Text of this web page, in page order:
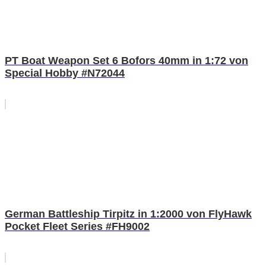
PT Boat Weapon Set 6 Bofors 40mm in 1:72 von
Special Hobby #N72044
German Battleship Tirpitz in 1:2000 von FlyHawk
Pocket Fleet Series #FH9002